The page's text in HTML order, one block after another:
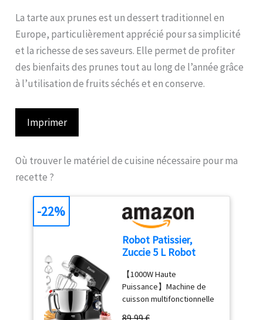
La tarte aux prunes est un dessert traditionnel en
Europe, particulièrement apprécié pour sa simplicité
et la richesse de ses saveurs. Elle permet de profiter
des bienfaits des prunes tout au long de l’année grâce
à l’utilisation de fruits séchés et en conserve.
Imprimer
Où trouver le matériel de cuisine nécessaire pour ma
recette ?
Robot Patissier,
Zuccie 5 L Robot
Robot Cuisine avec
Fouet, Batteur,
Crochet, Bol d'Acier
Inoxydable et Pare-
【1000W Haute
Puissance】Machine de
cuisson multifonctionnelle
89,99 €
-22%